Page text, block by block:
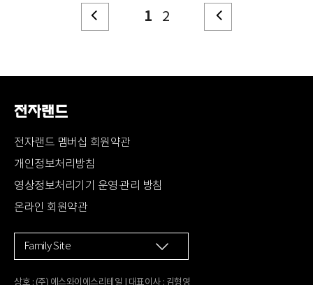
1 2
전자랜드 멤버십 회원약관
개인정보처리방침
영상정보처리기기 운영·관리 방침
온라인 회원약관
Family Site
상호 : (주) 에스와이에스리테일 | 대표이사 : 김형영